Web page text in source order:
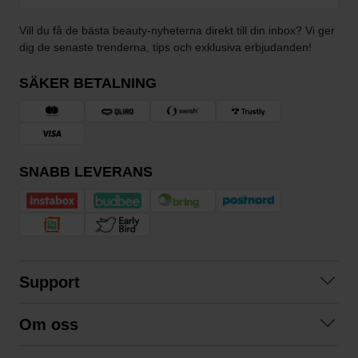
Vill du få de bästa beauty-nyheterna direkt till din inbox? Vi ger
dig de senaste trenderna, tips och exklusiva erbjudanden!
SÄKER BETALNING
SNABB LEVERANS
Support
Om oss